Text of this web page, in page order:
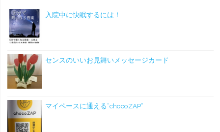
つ
て!"
入院中に快眠するには！
センスのいいお見舞いメッセージカード
マイペースに通える”chocoZAP”